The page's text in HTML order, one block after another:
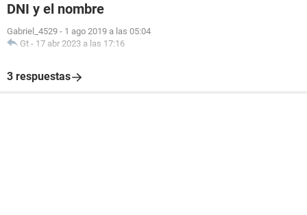
DNI y el nombre
Gabriel_4529 - 1 ago 2019 a las 05:04
Gt - 17 abr 2023 a las 17:16
3 respuestas